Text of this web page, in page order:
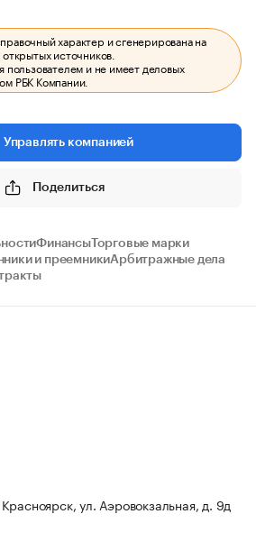
характер и сгенерирована на
источников.
пользователем и не имеет деловых
РБК Компании.
Управлять компанией
Поделиться
ФинансыТорговые марки
и преемникиАрбитражные дела
ул. Аэровокзальная, д. 9д